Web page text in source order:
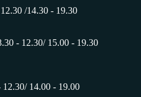
/14.30 - 19.30
- 12.30/ 15.00 - 19.30
14.00 - 19.00